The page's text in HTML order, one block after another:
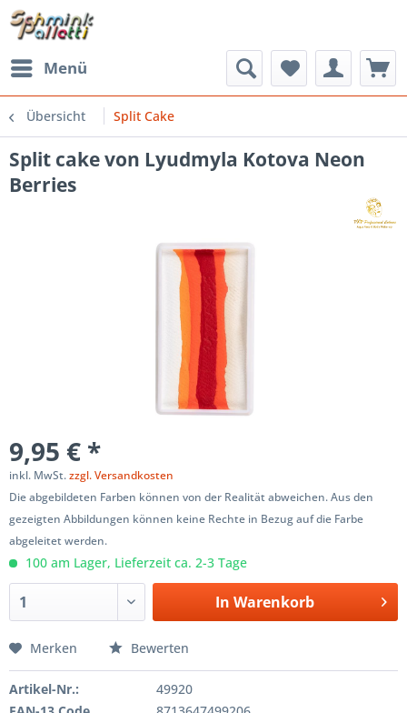
Menü
Übersicht Split Cake
Split cake von Lyudmyla Kotova Neon
Berries
9,95 € *
inkl. MwSt.zzgl. Versandkosten
Die abgebildeten Farben können von der Realität abweichen. Aus den
gezeigten Abbildungen können keine Rechte in Bezug auf die Farbe
abgeleitet werden.
100 am Lager, Lieferzeit ca. 2-3 Tage
In Warenkorb
Merken Bewerten
Artikel-Nr.:
49920